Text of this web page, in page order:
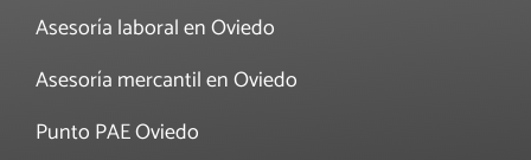
Asesoría laboral en Oviedo
Asesoría mercantil en Oviedo
Punto PAE Oviedo